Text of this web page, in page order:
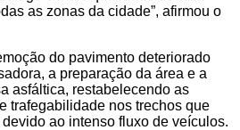
as zonas da cidade”, afirmou o
do pavimento deteriorado
a preparação da área e a
asfáltica, restabelecendo as
trafegabilidade nos trechos que
ao intenso fluxo de veículos.